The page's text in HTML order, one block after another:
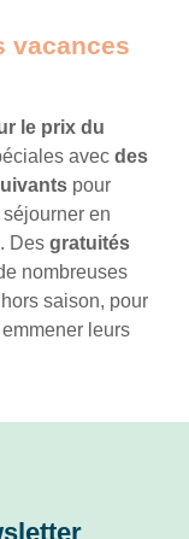
vacances
le prix du
avec des
pour
en
Des gratuités
nombreuses
saison, pour
leurs